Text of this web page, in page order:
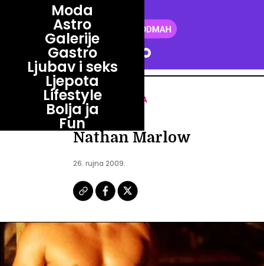
Moda
Astro
Galerije
Gastro
Ljubav i seks
Ljepota
Lifestyle
Bolja ja
Fun
DEČKO DANA
DEČKO DANA
Nathan Marlow
26. rujna 2009.